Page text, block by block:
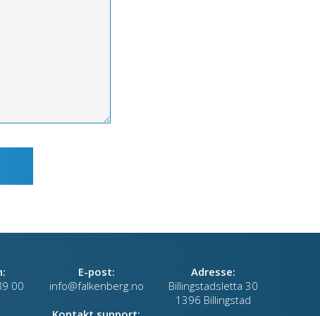
00
E-post:
info@falkenberg.no
Adresse:
Billingstadsletta 30
1396 Billingstad